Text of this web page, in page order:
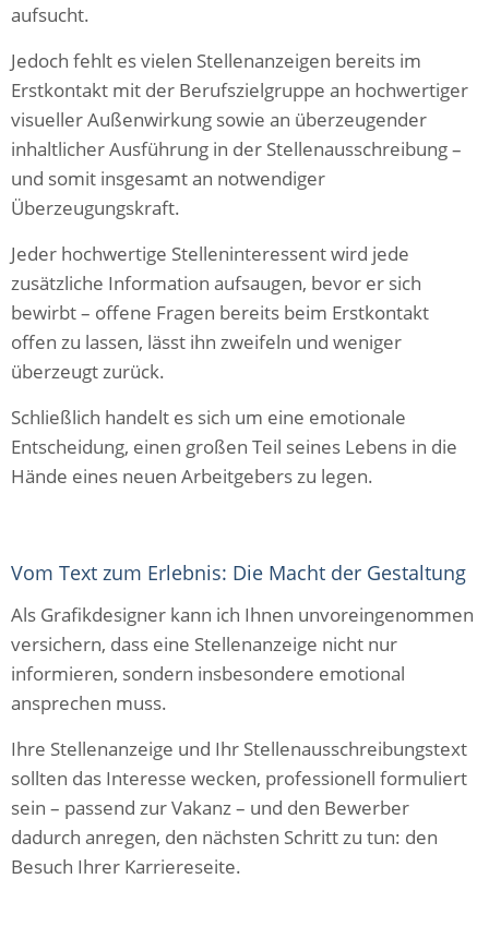
aufsucht.
Jedoch fehlt es vielen Stellenanzeigen bereits im
Erstkontakt mit der Berufszielgruppe an hochwertiger
visueller Außenwirkung sowie an überzeugender
inhaltlicher Ausführung in der Stellenausschreibung –
und somit insgesamt an notwendiger
Überzeugungskraft.
Jeder hochwertige Stelleninteressent wird jede
zusätzliche Information aufsaugen, bevor er sich
bewirbt – offene Fragen bereits beim Erstkontakt
offen zu lassen, lässt ihn zweifeln und weniger
überzeugt zurück.
Schließlich handelt es sich um eine emotionale
Entscheidung, einen großen Teil seines Lebens in die
Hände eines neuen Arbeitgebers zu legen.
Vom Text zum Erlebnis: Die Macht der Gestaltung
Als Grafikdesigner kann ich Ihnen unvoreingenommen
versichern, dass eine Stellenanzeige nicht nur
informieren, sondern insbesondere emotional
ansprechen muss.
Ihre Stellenanzeige und Ihr Stellenausschreibungstext
sollten das Interesse wecken, professionell formuliert
sein – passend zur Vakanz – und den Bewerber
dadurch anregen, den nächsten Schritt zu tun: den
Besuch Ihrer Karriereseite.